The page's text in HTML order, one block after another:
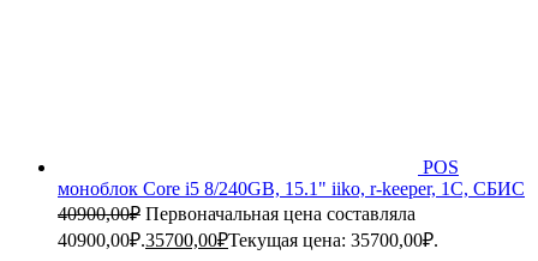
POS
моноблок Core i5 8/240GB, 15.1" iiko, r-keeper, 1C, СБИС
40900,00₽ Первоначальная цена составляла
40900,00₽.35700,00₽Текущая цена: 35700,00₽.